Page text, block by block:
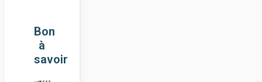
Bon
à
savoir